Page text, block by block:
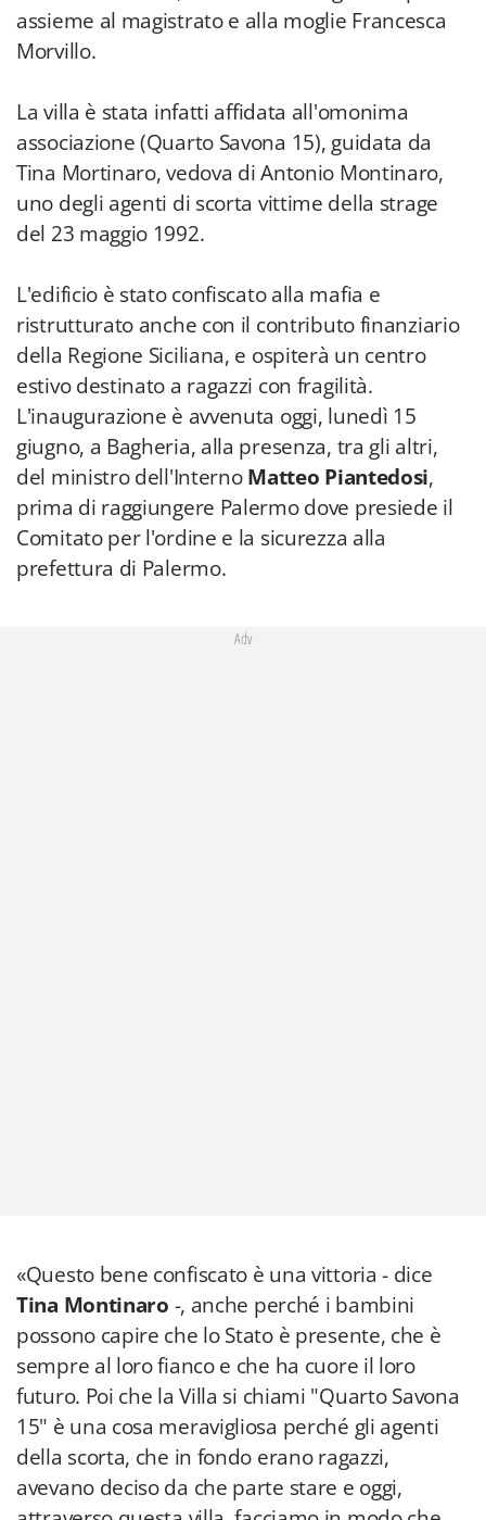
assieme al magistrato e alla moglie Francesca
Morvillo.
La villa è stata infatti affidata all'omonima
associazione (Quarto Savona 15), guidata da
Tina Mortinaro, vedova di Antonio Montinaro,
uno degli agenti di scorta vittime della strage
del 23 maggio 1992.
L'edificio è stato confiscato alla mafia e
ristrutturato anche con il contributo finanziario
della Regione Siciliana, e ospiterà un centro
estivo destinato a ragazzi con fragilità.
L'inaugurazione è avvenuta oggi, lunedì 15
giugno, a Bagheria, alla presenza, tra gli altri,
del ministro dell'InternoMatteo Piantedosi,
prima di raggiungere Palermo dove presiede il
Comitato per l'ordine e la sicurezza alla
prefettura di Palermo.
Adv
«Questo bene confiscato è una vittoria - dice
Tina Montinaro -, anche perché i bambini
possono capire che lo Stato è presente, che è
sempre al loro fianco e che ha cuore il loro
futuro. Poi che la Villa si chiami "Quarto Savona
15" è una cosa meravigliosa perché gli agenti
della scorta, che in fondo erano ragazzi,
avevano deciso da che parte stare e oggi,